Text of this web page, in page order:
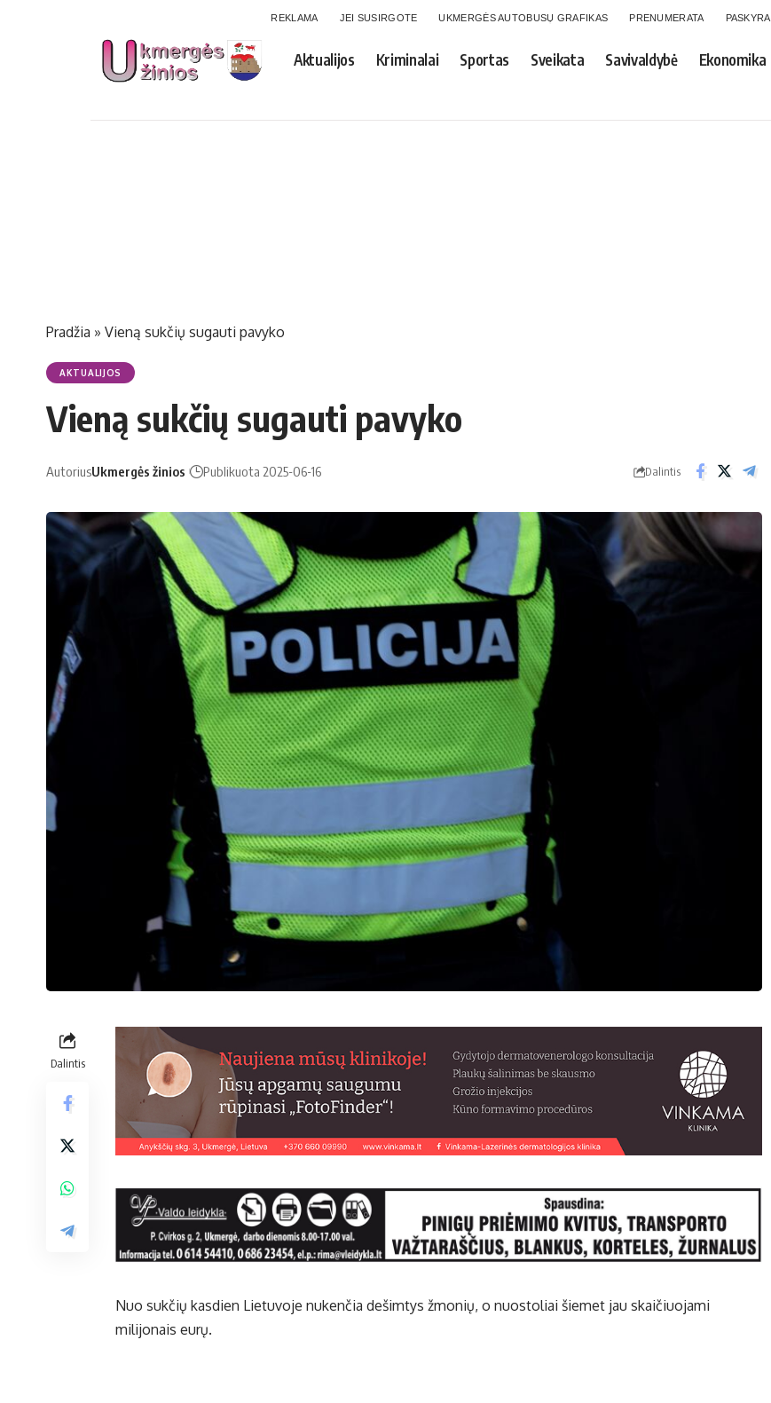
REKLAMA JEI SUSIRGOTE UKMERGĖS AUTOBUSŲ GRAFIKAS PRENUMERATA PASKYRA
Aktualijos Kriminalai Sportas Sveikata Savivaldybė Ekonomika
Pradžia » Vieną sukčių sugauti pavyko
AKTUALIJOS
Vieną sukčių sugauti pavyko
AutoriusUkmergės žinios Publikuota 2025-06-16 Dalintis
Dalintis
Nuo sukčių kasdien Lietuvoje nukenčia dešimtys žmonių, o nuostoliai šiemet jau skaičiuojami
milijonais eurų.